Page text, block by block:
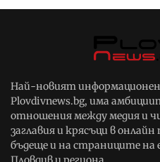
Най-новият
Plovdivnews.bg, има
отношения между медия и
заглавия и крясъци в
бъдеще и на страниците на